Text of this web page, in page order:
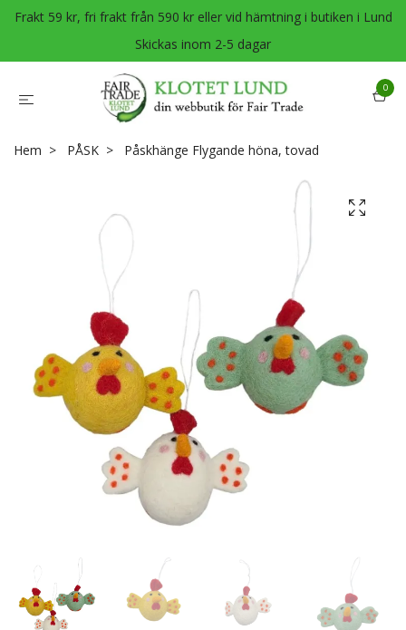
Frakt 59 kr, fri frakt från 590 kr eller vid hämtning i butiken i Lund
Skickas inom 2-5 dagar
0
Hem PÅSK Påskhänge Flygande höna, tovad